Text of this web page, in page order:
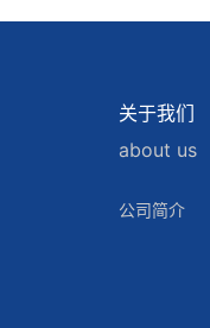
关于我们
about us
公司简介